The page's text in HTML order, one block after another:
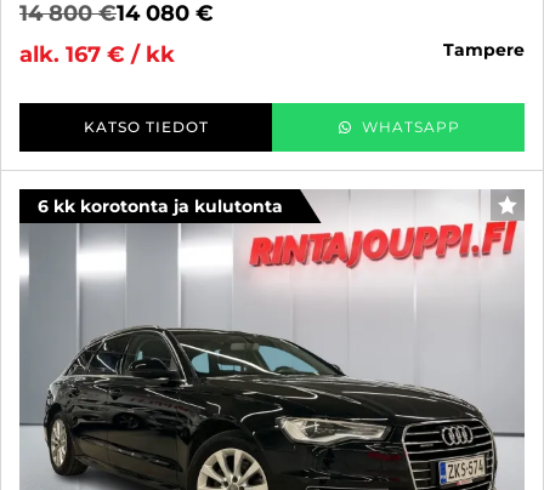
14 800 €14 080 €
alk. 167 € / kk
tampere
KATSO TIEDOT WHATSAPP
6 kk korotonta ja kulutonta